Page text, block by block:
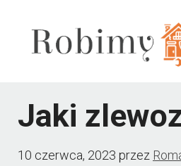
Jaki
10 czerwca, 2023 przez